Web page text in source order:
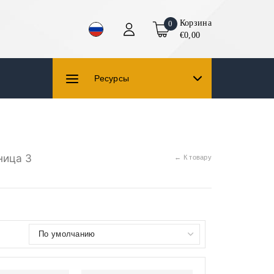
0
Корзина
€0,00
Ресурсы
3 ← К товару